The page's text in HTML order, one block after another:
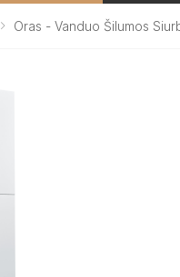
Oras - Vanduo Šilumos